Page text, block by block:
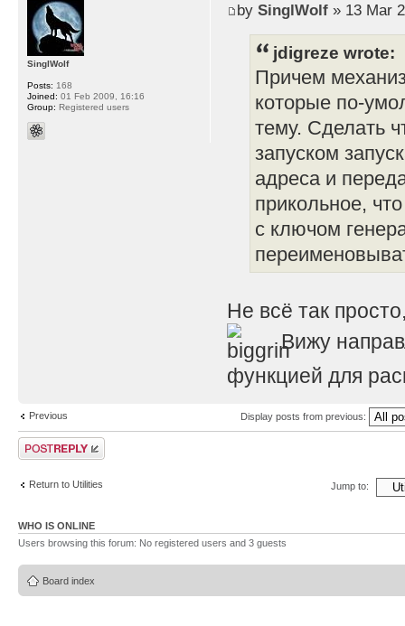
by SinglWolf» 13 Mar
jdigreze wrote:
Причем
которые по-
тему. Сделать
запуском
адреса и
прикольное,
с ключом
Не всё так
Вижу
функцией для
SinglWolf
Posts: 168
Joined: 01 Feb 2009, 16:16
Group: Registered users
Previous Display posts from previous:
Post a reply
Return to Utilities Jump to:
WHO IS ONLINE
Users browsing this forum: No registered users and 3 guests
Board index